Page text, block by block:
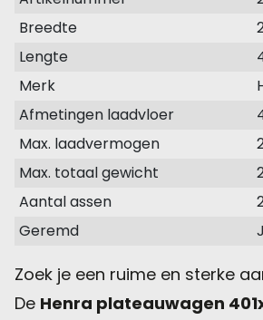
Breedte
Lengte
Merk
Afmetingen laadvloer
Max. laadvermogen
Max. totaal gewicht
Aantal assen
Geremd
Zoek je een ruime en sterke
De Henra plateauwagen